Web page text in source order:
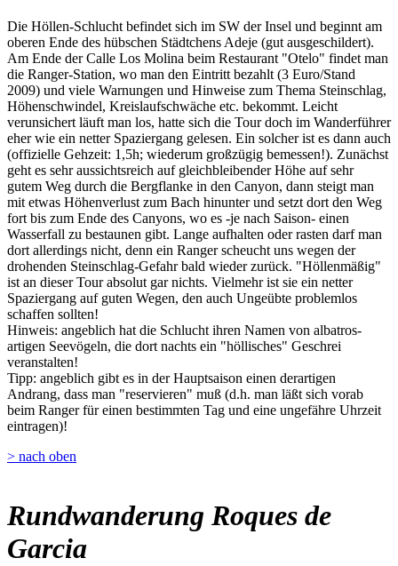
Die Höllen-Schlucht befindet sich im SW der Insel und beginnt am
oberen Ende des hübschen Städtchens Adeje (gut ausgeschildert).
Am Ende der Calle Los Molina beim Restaurant "Otelo" findet man
die Ranger-Station, wo man den Eintritt bezahlt (3 Euro/Stand
2009) und viele Warnungen und Hinweise zum Thema Steinschlag,
Höhenschwindel, Kreislaufschwäche etc. bekommt. Leicht
verunsichert läuft man los, hatte sich die Tour doch im Wanderführer
eher wie ein netter Spaziergang gelesen. Ein solcher ist es dann auch
(offizielle Gehzeit: 1,5h; wiederum großzügig bemessen!). Zunächst
geht es sehr aussichtsreich auf gleichbleibender Höhe auf sehr
gutem Weg durch die Bergflanke in den Canyon, dann steigt man
mit etwas Höhenverlust zum Bach hinunter und setzt dort den Weg
fort bis zum Ende des Canyons, wo es -je nach Saison- einen
Wasserfall zu bestaunen gibt. Lange aufhalten oder rasten darf man
dort allerdings nicht, denn ein Ranger scheucht uns wegen der
drohenden Steinschlag-Gefahr bald wieder zurück. "Höllenmäßig"
ist an dieser Tour absolut gar nichts. Vielmehr ist sie ein netter
Spaziergang auf guten Wegen, den auch Ungeübte problemlos
schaffen sollten!
Hinweis: angeblich hat die Schlucht ihren Namen von albatros-
artigen Seevögeln, die dort nachts ein "höllisches" Geschrei
veranstalten!
Tipp: angeblich gibt es in der Hauptsaison einen derartigen
Andrang, dass man "reservieren" muß (d.h. man läßt sich vorab
beim Ranger für einen bestimmten Tag und eine ungefähre Uhrzeit
eintragen)!
> nach oben
Rundwanderung Roques de
Garcia